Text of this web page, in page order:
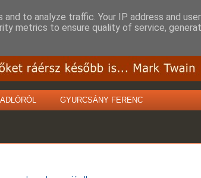
GYURCSÁNY FERENC
to analyze traffic. Your IP address and
metrics to ensure quality of service,